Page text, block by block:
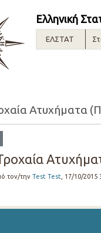
Ελληνική
ΕΛΣΤΑΤ
Ατυχήματα
τον/την Test Test , 17/10/2015